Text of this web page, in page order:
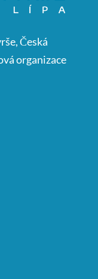
Česká
organizace